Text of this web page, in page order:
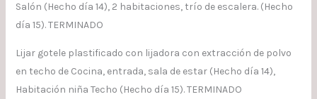
Salón (Hecho día 14), 2 habitaciones, trío de escalera. (Hecho
día 15). TERMINADO
Lijar gotele plastificado con lijadora con extracción de polvo
en techo de Cocina, entrada, sala de estar (Hecho día 14),
Habitación niña Techo (Hecho día 15). TERMINADO